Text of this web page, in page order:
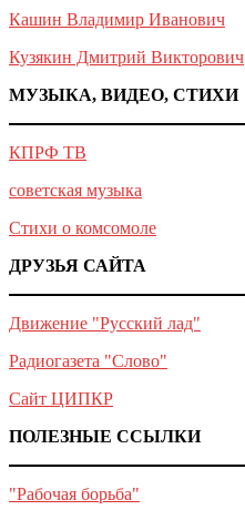
Кашин Владимир Иванович
Кузякин Дмитрий Викторович
МУЗЫКА, ВИДЕО, СТИХИ
КПРФ ТВ
советская музыка
Стихи о комсомоле
ДРУЗЬЯ САЙТА
Движение "Русский лад"
Радиогазета "Слово"
Сайт ЦИПКР
ПОЛЕЗНЫЕ ССЫЛКИ
"Рабочая борьба"